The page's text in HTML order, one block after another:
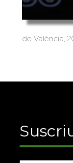
de València,